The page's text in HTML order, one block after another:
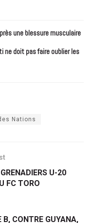
une blessure musculaire
ne doit pas faire oublier les
Nations
U-20
FC TORO
B, CONTRE GUYANA,